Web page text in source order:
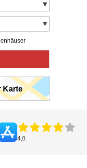
Karte
4,0